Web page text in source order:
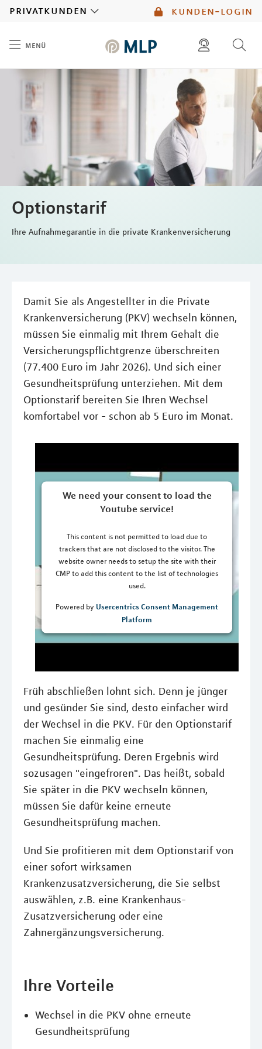
kunden-login
privatkunden
menü
diese website durchsuchen
mlp berater finden
Optionstarif
Ihre Aufnahmegarantie in die private Krankenversicherung
Damit Sie als Angestellter in die Private
Krankenversicherung (PKV) wechseln können,
müssen Sie einmalig mit Ihrem Gehalt die
Versicherungspflichtgrenze überschreiten
(77.400 Euro im Jahr 2026). Und sich einer
Gesundheitsprüfung unterziehen. Mit dem
Optionstarif bereiten Sie Ihren Wechsel
komfortabel vor - schon ab 5 Euro im Monat.
We need your consent to load the
Youtube service!
This content is not permitted to load due to
trackers that are not disclosed to the visitor. The
website owner needs to setup the site with their
CMP to add this content to the list of technologies
used.
Powered by Usercentrics Consent Management
Platform
Früh abschließen lohnt sich. Denn je jünger
und gesünder Sie sind, desto einfacher wird
der Wechsel in die PKV. Für den Optionstarif
machen Sie einmalig eine
Gesundheitsprüfung. Deren Ergebnis wird
sozusagen "eingefroren". Das heißt, sobald
Sie später in die PKV wechseln können,
müssen Sie dafür keine erneute
Gesundheitsprüfung machen.
Und Sie profitieren mit dem Optionstarif von
einer sofort wirksamen
Krankenzusatzversicherung, die Sie selbst
auswählen, z.B. eine Krankenhaus-
Zusatzversicherung oder eine
Zahnergänzungsversicherung.
Ihre Vorteile
Wechsel in die PKV ohne erneute
Gesundheitsprüfung